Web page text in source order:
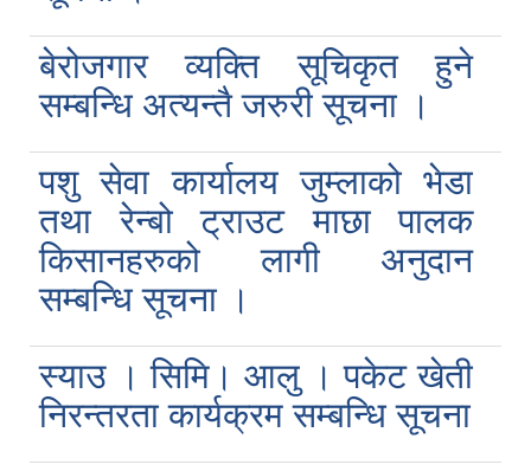
बेरोजगार व्यक्ति सूचिकृत हुने
सम्बन्धि अत्यन्तै जरुरी सूचना ।
पशु सेवा कार्यालय जुम्लाको भेडा
तथा रेन्बो ट्राउट माछा पालक
किसानहरुको लागी अनुदान
सम्बन्धि सूचना ।
स्याउ । सिमि। आलु । पकेट खेती
निरन्तरता कार्यक्रम सम्बन्धि सूचना